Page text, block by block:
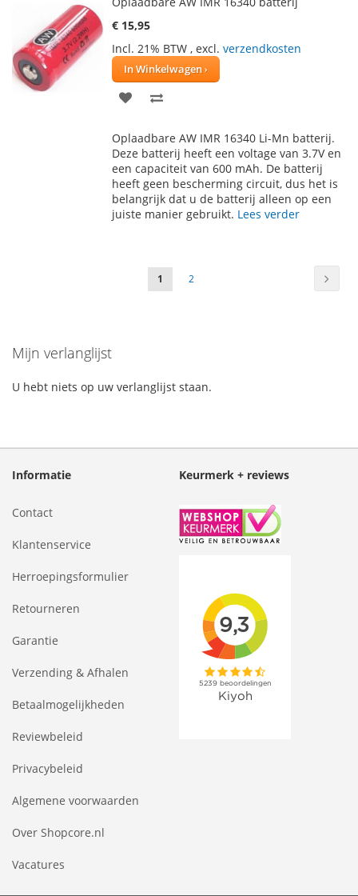
€ 15,95
Incl. 21% BTW , excl. verzendkosten
In Winkelwagen
VOEG
AAN
VERLANGLIJST
TE
VERGELIJKEN
Oplaadbare AW IMR 16340 Li-Mn batterij.
Deze batterij heeft een voltage van 3.7V en
een capaciteit van 600 mAh. De batterij
heeft geen bescherming circuit, dus het is
belangrijk dat u de batterij alleen op een
juiste manier gebruikt. Lees verder
Pagina
U1 Pagina
2
Mijn verlanglijst
U hebt niets op uw verlanglijst staan.
Informatie
Contact
Klantenservice
Herroepingsformulier
Retourneren
Garantie
Verzending & Afhalen
Betaalmogelijkheden
Reviewbeleid
Privacybeleid
Algemene voorwaarden
Over Shopcore.nl
Vacatures
Keurmerk + reviews